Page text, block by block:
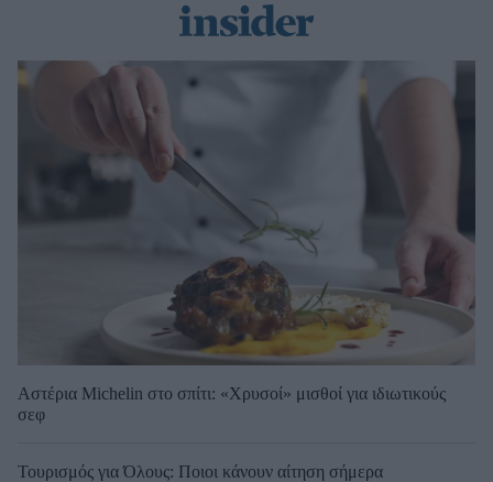
Αστέρια Michelin στο σπίτι: «Χρυσοί» μισθοί για ιδιωτικούς
σεφ
Τουρισμός για Όλους: Ποιοι κάνουν αίτηση σήμερα